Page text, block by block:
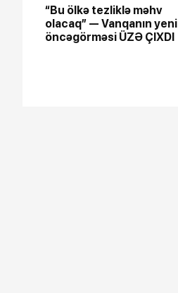
“Bu ölkə tezliklə məhv
olacaq” — Vanqanın yeni
öncəgörməsi ÜZƏ ÇIXDI